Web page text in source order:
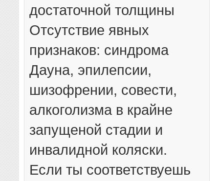
достаточной толщины
Отсутствие явных
признаков: синдрома
Дауна, эпилепсии,
шизофрении, совести,
алкоголизма в крайне
запущеной стадии и
инвалидной коляски.
Если ты соответствуешь